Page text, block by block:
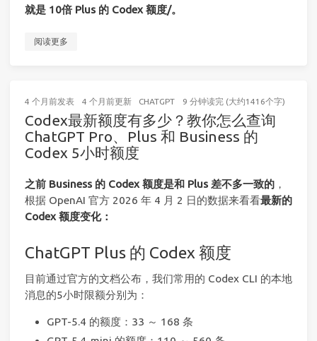
就是 10倍 Plus 的 Codex 额度/。
阅读更多
4 个月前发表 4 个月前更新 CHATGPT 9 分钟读完 (大约1416个字)
Codex最新额度有多少？教你怎么查询
ChatGPT Pro、Plus 和 Business 的
Codex 5小时额度
之前 Business 的 Codex 额度是和 Plus 差不多一致的 ，
根据 OpenAI 官方 2026 年 4 月 2 日的数据来看看最新的
Codex 额度变化：
ChatGPT Plus 的 Codex 额度
目前通过官方的文档公布，我们常用的 Codex CLI 的本地
消息的5小时限额分别为：
GPT-5.4 的额度：33 ～ 168 条